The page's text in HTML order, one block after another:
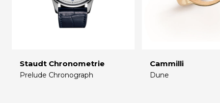
Staudt Chronometrie
Prelude Chronograph
Cammilli
Dune